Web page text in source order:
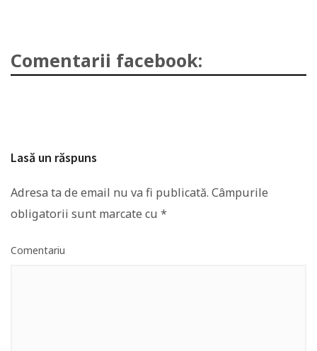
Comentarii facebook:
Lasă un răspuns
Adresa ta de email nu va fi publicată. Câmpurile
obligatorii sunt marcate cu *
Comentariu